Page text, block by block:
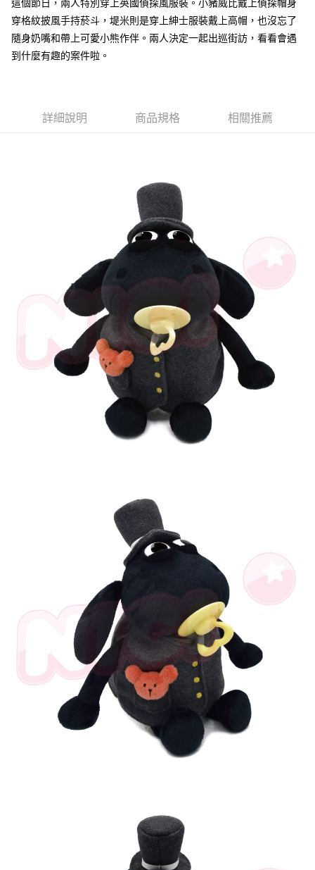
１．簡單：不需註冊會員、不需綁卡、不需儲值。
２．便利：只要手機號碼，簡訊認證，即可結帳。
３．安心：先確認商品／服務後，再付款。
３．收到繳費通知簡訊後14天內，點擊此簡訊中的連結，可透過四大超商／
是否繳費成功／繳費後需取消欲退款等相關疑問，請聯繫「AFTEE先享後付
https://netprotections.freshdesk.com/support/home
１．透過由恩沛科技股份有限公司提供之「AFTEE先享後付」服務完成之交
易，需依本服務之必要範圍內提供個人資料，並將交易相關給付款項請求債
權轉讓予恩沛科技股份有限公司。
２．關於個人資料處理事宜，請瀏覽以下網址：
https://aftee.tw/terms/#terms3
３．未成年的使用者請事先徵得法定代理人或監護人之同意方可使用
「AFTEE先享後付」，若未經同意申辦者引起之損失，本公司不負相關責
４．使用「AFTEE先享後付」時，將依據個別帳號之用戶狀況，依本公司即
時審查核予不同之上限額度；若仍有額度不足之情形，本公司將視審查結果
請求用戶進行身份認證。
５．嚴禁一人註冊多個帳號或使用他人資訊註冊。若發現惡意使用之情形，
恩沛科技股份有限公司將有權停止該用戶之使用額度並採取法律行動。
運送方式
全家付款取貨
每筆NT$100，滿NT$490(含以上)免運費
這個節日，兩人特別穿上英國偵探風服裝。小豬威比戴上偵探帽身
穿格紋披風手持菸斗，堤米則是穿上紳士服裝戴上高帽，也沒忘了
隨身奶嘴和帶上可愛小熊作伴。兩人決定一起出巡街訪，看看會遇
到什麼有趣的案件啦。
詳細說明 商品規格 相關推薦